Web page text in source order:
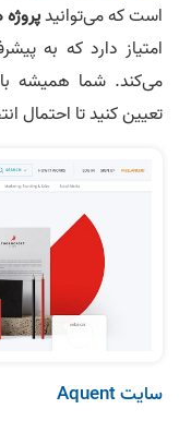
است که می‌توانید
امتیاز دارد که به
می‌کند. شما همیشه
تعیین کنید تا احتمال
سایت Aquent